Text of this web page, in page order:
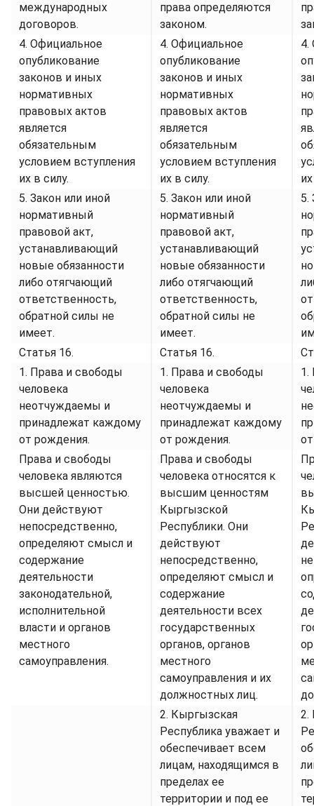
международных
договоров.
права определяются
законом.
4. Официальное
опубликование
законов и иных
нормативных
правовых актов
является
обязательным
условием вступления
их в силу.
4. Официальное
опубликование
законов и иных
нормативных
правовых актов
является
обязательным
условием вступления
их в силу.
4.
5. Закон или иной
нормативный
правовой акт,
устанавливающий
новые обязанности
либо отягчающий
ответственность,
обратной силы не
имеет.
5. Закон или иной
нормативный
правовой акт,
устанавливающий
новые обязанности
либо отягчающий
ответственность,
обратной силы не
имеет.
5.
Статья 16.
Статья 16.
1. Права и свободы
человека
неотчуждаемы и
принадлежат каждому
от рождения.
1. Права и свободы
человека
неотчуждаемы и
принадлежат каждому
от рождения.
1.
Права и свободы
человека являются
высшей ценностью.
Они действуют
непосредственно,
определяют смысл и
содержание
деятельности
законодательной,
исполнительной
власти и органов
местного
самоуправления.
Права и свободы
человека относятся к
высшим ценностям
Кыргызской
Республики. Они
действуют
непосредственно,
определяют смысл и
содержание
деятельности всех
государственных
органов, органов
местного
самоуправления и их
должностных лиц.
2. Кыргызская
Республика уважает и
обеспечивает всем
лицам, находящимся в
пределах ее
территории и под ее
2.